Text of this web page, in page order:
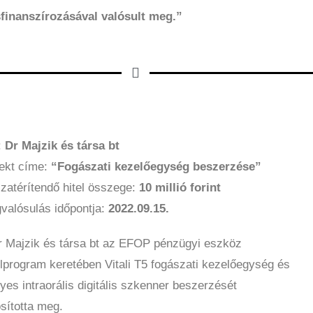
valósult meg.”
Dr Majzik és társa bt
címe: “Fogászati kezelőegység beszerzése”
hitel összege: 10 millió forint
időpontja: 2022.09.15.
Majzik és társa bt az EFOP pénzügyi eszköz
keretében Vitali T5 fogászati kezelőegység és
intraorális digitális szkenner beszerzését
meg.